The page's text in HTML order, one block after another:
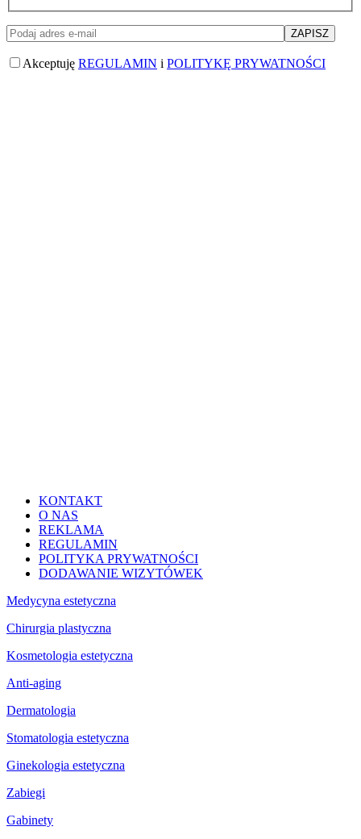
Akceptuję REGULAMIN i POLITYKĘ PRYWATNOŚCI
KONTAKT
O NAS
REKLAMA
REGULAMIN
POLITYKA PRYWATNOŚCI
DODAWANIE WIZYTÓWEK
Medycyna estetyczna
Chirurgia plastyczna
Kosmetologia estetyczna
Anti-aging
Dermatologia
Stomatologia estetyczna
Ginekologia estetyczna
Zabiegi
Gabinety